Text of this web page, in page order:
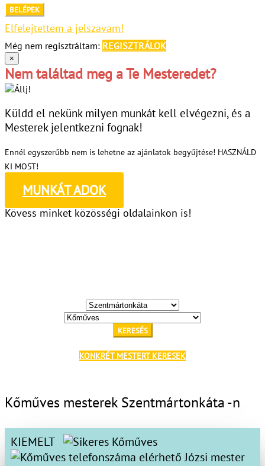
BELÉPEK
Elfelejtettem a jelszavam!
Még nem regisztráltam: REGISZTRÁLOK
×
Nem találtad meg a Te Mesteredet?
Küldd el nekünk milyen munkát kell elvégezni, és a
Mesterek jelentkezni fognak!
Ennél egyszerűbb nem is lehetne az ajánlatok begyűjtése! HASZNÁLD
KI MOST!
MUNKÁT ADOK
Kövess minket közösségi oldalainkon is!
KERESÉS
KONKRÉT MESTERT KERESEK
Kőműves mesterek Szentmártonkáta -n
KIEMELT
Józsi mester